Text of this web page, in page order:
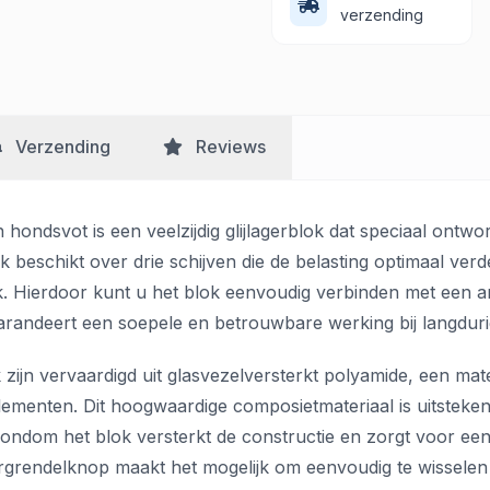
verzending
Verzending Reviews
is een veelzijdig glijlagerblok dat speciaal
beschikt over drie schijven die de belasting optimaal
Hierdoor kunt u het blok eenvoudig verbinden met een
een soepele en betrouwbare werking bij
vervaardigd uit glasvezelversterkt polyamide, een
Dit hoogwaardige composietmateriaal is
het blok versterkt de constructie en zorgt voor
maakt het mogelijk om eenvoudig te